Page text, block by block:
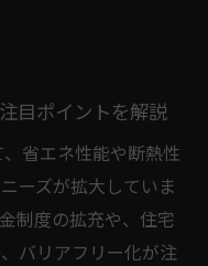
課題とその背景
ォームの成長に注
題の分野をチェッ
目ポイントを解説
省エネ性能や断熱性
ーズが拡大していま
制度の拡充や、住宅
バリアフリー化が注